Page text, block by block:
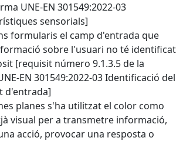
UNE-EN 301549:2022-03
sensorials]
formularis el camp d'entrada que
sobre l'usuari no té identificat
[requisit número 9.1.3.5 de la
EN 301549:2022-03 Identificació del
d'entrada]
planes s'ha utilitzat el color como
visual per a transmetre informació,
acció, provocar una resposta o